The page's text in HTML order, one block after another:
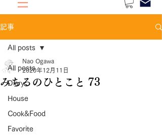
記事
All posts
Diary
House
Cook&Food
Favorite
All posts
みちるのひとこと 73
Nao Ogawa
2020年12月11日